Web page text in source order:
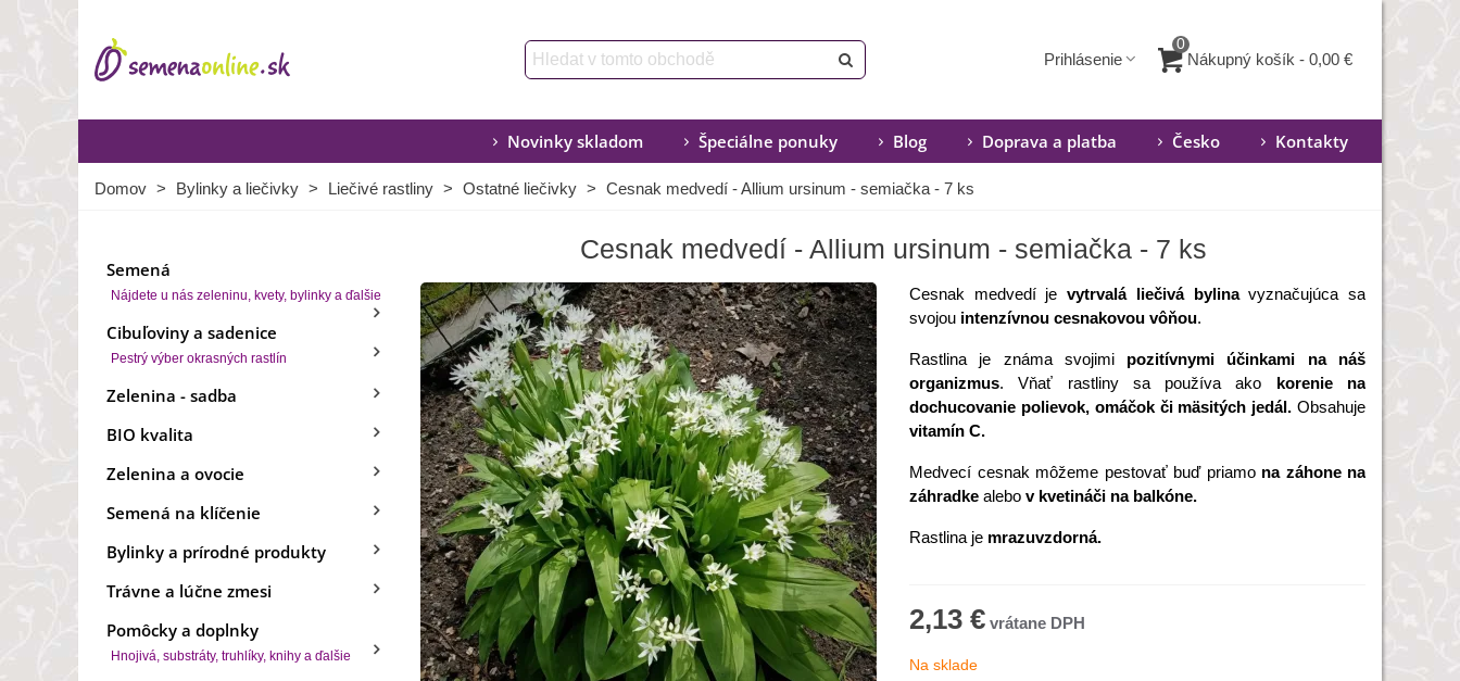
Prihlásenie
0
Nákupný košík - 0,00 €
Novinky skladom Špeciálne ponuky Blog Doprava a platba Česko Kontakty
Domov > Bylinky a liečivky > Liečivé rastliny > Ostatné liečivky > Cesnak medvedí - Allium ursinum - semiačka - 7 ks
Semená
Nájdete u nás zeleninu, kvety, bylinky a ďalšie
Cibuľoviny a sadenice
Pestrý výber okrasných rastlín
Zelenina - sadba
BIO kvalita
Zelenina a ovocie
Semená na klíčenie
Bylinky a prírodné produkty
Trávne a lúčne zmesi
Pomôcky a doplnky
Hnojivá, substráty, truhlíky, knihy a ďalšie
Cesnak medvedí - Allium ursinum - semiačka - 7 ks
Cesnak medvedí jevytrvalá liečivá bylinavyznačujúca sa
svojou intenzívnou cesnakovou vôňou.
Rastlina je známa svojimi pozitívnymi účinkami na náš
organizmus. Vňať rastliny sa používa ako korenie na
dochucovanie polievok, omáčok či mäsitých jedál. Obsahuje
vitamín C.
Medvecí cesnak môžeme pestovať buď priamo na záhone na
záhradke alebo v kvetináči na balkóne.
Rastlina je mrazuvzdorná.
2,13 €
Na sklade